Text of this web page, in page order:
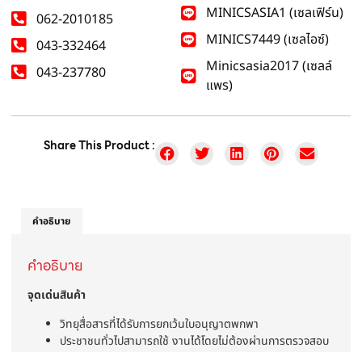
062-2010185
043-332464
043-237780
MINICSASIA1 (เซลเฟิร์น)
MINICS7449 (เซลไอซ์)
Minicsasia2017 (เซลล์
แพร)
Share This Product :
คำอธิบาย
คำอธิบาย
จุดเด่นสินค้า
วิทยุสื่อสารที่ได้รับการยกเว้นใบอนุญาตพกพา
ประชาชนทั่วไปสามารถใช้ งานได้โดยไม่ต้องผ่านการตรวจสอบ